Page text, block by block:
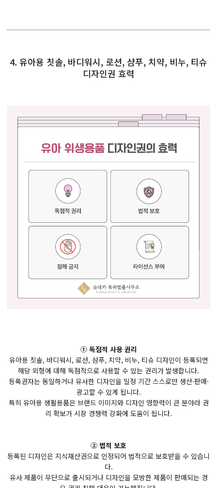
4. 유아용 칫솔, 바디워시, 로션, 샴푸, 치약, 비누, 티슈
디자인권 효력
① 독점적 사용 권리
유아용 칫솔, 바디워시, 로션, 샴푸, 치약, 비누, 티슈 디자인이 등록되면
해당 외형에 대해 독점적으로 사용할 수 있는 권리가 발생합니다.
등록권자는 동일하거나 유사한 디자인을 일정 기간 스스로만 생산·판매·
광고할 수 있게 됩니다.
특히 유아용 생활용품은 브랜드 이미지와 디자인 영향력이 큰 분야라 권
리 확보가 시장 경쟁력 강화에 도움이 됩니다.
② 법적 보호
등록된 디자인은 지식재산권으로 인정되어 법적으로 보호받을 수 있습니
다.
유사 제품이 무단으로 출시되거나 디자인을 모방한 제품이 판매되는 경